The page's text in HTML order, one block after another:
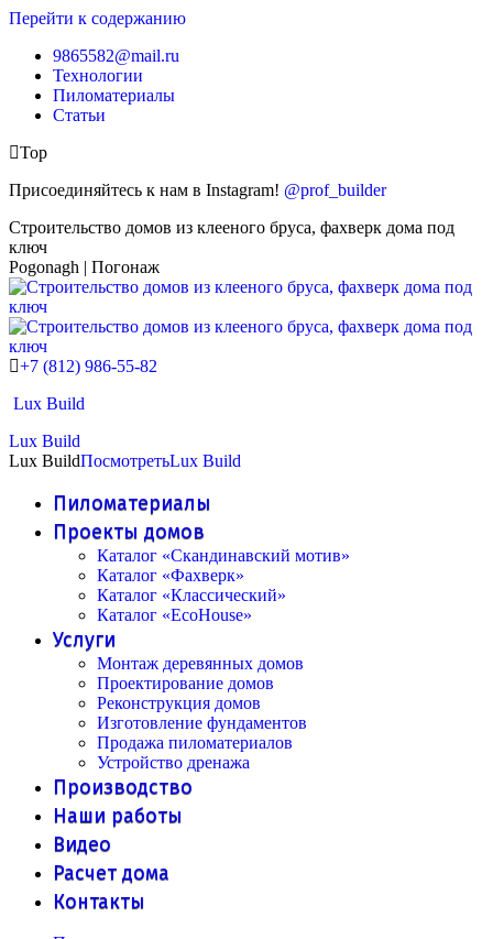
Перейти к содержанию
9865582@mail.ru
Технологии
Пиломатериалы
Статьи
Top
Присоединяйтесь к нам в Instagram! @prof_builder
Строительство домов из клееного бруса, фахверк дома под
ключ
Pogonagh | Погонаж
+7 (812) 986-55-82
Lux Build
Lux Build
Lux BuildПосмотретьLux Build
Пиломатериалы
Проекты домов
Каталог «Скандинавский мотив»
Каталог «Фахверк»
Каталог «Классический»
Каталог «EcoHouse»
Услуги
Монтаж деревянных домов
Проектирование домов
Реконструкция домов
Изготовление фундаментов
Продажа пиломатериалов
Устройство дренажа
Производство
Наши работы
Видео
Расчет дома
Контакты